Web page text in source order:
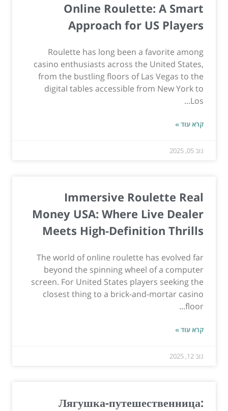
Online Roulette: A Smart
Approach for US Players
Roulette has long been a favorite among
casino enthusiasts across the United States,
from the bustling floors of Las Vegas to the
digital tables accessible from New York to
Los...
קרא עוד »
נוב 05, 2025
Immersive Roulette Real
Money USA: Where Live Dealer
Meets High-Definition Thrills
The world of online roulette has evolved far
beyond the spinning wheel of a computer
screen. For United States players seeking the
closest thing to a brick-and-mortar casino
floor...
קרא עוד »
נוב 12, 2025
Лягушка-путешественница: